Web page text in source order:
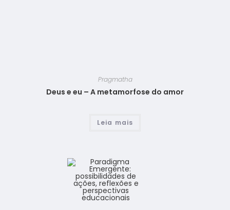
Pragmatha
Deus e eu – A metamorfose do amor
Leia mais